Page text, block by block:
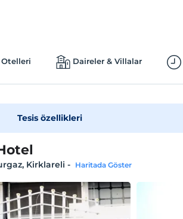
Daireler & Villalar
Tesis özellikleri
Kirklareli - Haritada Göster